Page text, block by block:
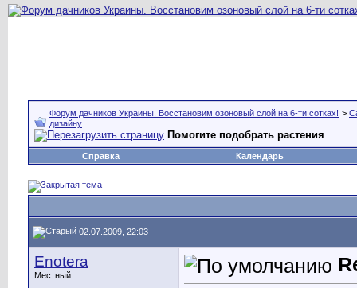
Форум дачников Украины. Восстановим озоновый слой на 6-ти сотках! >
дизайну
Помогите подобрать растения
Справка Календарь
02.07.2009, 22:03
Enotera
Местный